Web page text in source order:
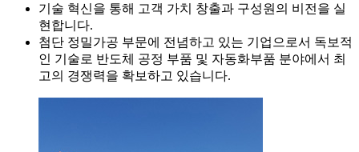
기술 혁신을 통해 고객 가치 창출과 구성원의 비전을 실
현합니다.
첨단 정밀가공 부문에 전념하고 있는 기업으로서 독보적
인 기술로 반도체 공정 부품 및 자동화부품 분야에서 최
고의 경쟁력을 확보하고 있습니다.